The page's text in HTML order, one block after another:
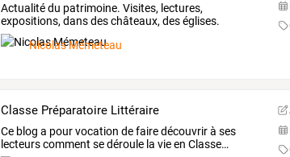
Actualitédu patrimoine. Visites, lectures,
expositions, dansdeschâteaux, deséglises.
Notre
Nicolas Mémeteau
Classe Préparatoire Littéraire
Ce blog a pourvocation defairedécouvrirà ses
lecteurscomment sedéroule la vieen Classe…